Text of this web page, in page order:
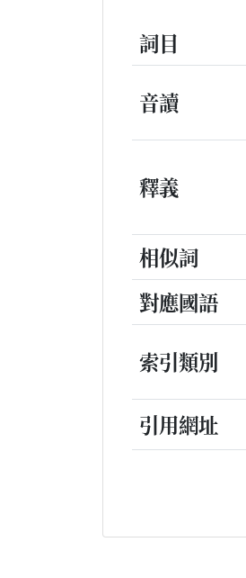
詞目
音讀
釋義
相似詞
對應國語
索引類別
引用網址